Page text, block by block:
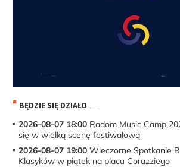
BĘDZIE SIĘ DZIAŁO
2026-08-07 18:00 Radom Music Camp
się w wielką scenę festiwalową
2026-08-07 19:00 Wieczorne Spotkanie
Klasyków w piątek na placu Corazziego